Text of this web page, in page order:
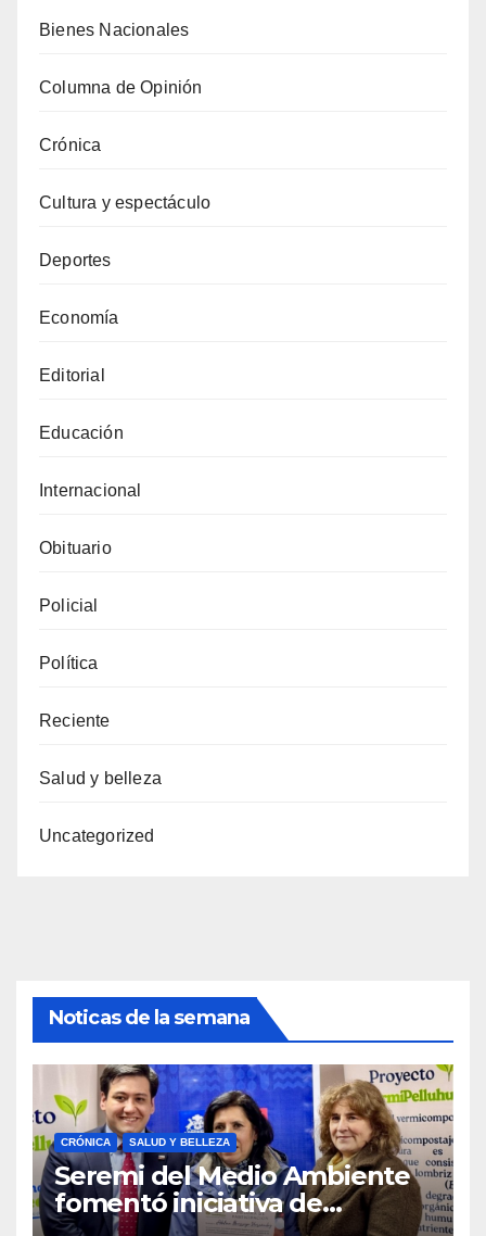
Bienes Nacionales
Columna de Opinión
Crónica
Cultura y espectáculo
Deportes
Economía
Editorial
Educación
Internacional
Obituario
Policial
Política
Reciente
Salud y belleza
Uncategorized
Noticas de la semana
CRÓNICA SALUD Y BELLEZA
Seremi del Medio Ambiente
fomentó iniciativa de